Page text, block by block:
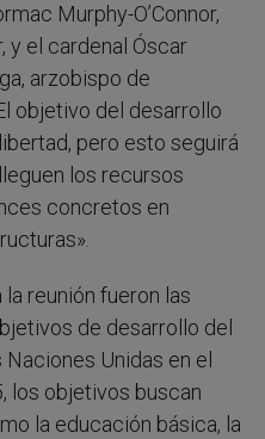
Murphy-O’Connor,
y el cardenal Óscar
arzobispo de
objetivo del desarrollo
pero esto seguirá
los recursos
concretos en
reunión fueron las
de desarrollo del
Unidas en el
los objetivos buscan
la educación básica, la